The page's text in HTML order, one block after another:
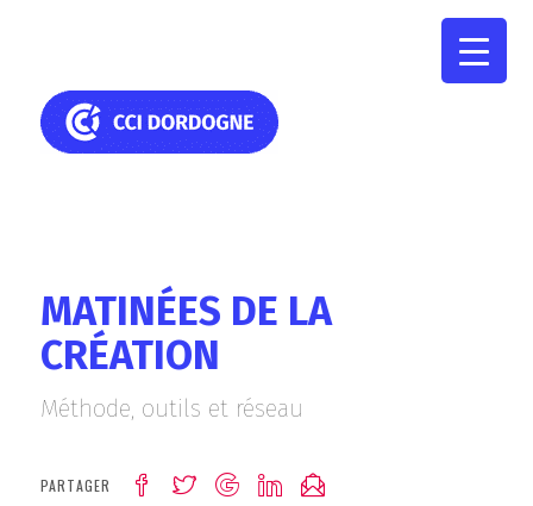
MATINÉES DE LA
CRÉATION
Méthode, outils et réseau
PARTAGER